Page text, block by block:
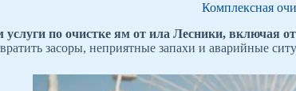
Комплексная
по очистке ям от ила Лесники, включая
засоры, неприятные запахи и аварийные